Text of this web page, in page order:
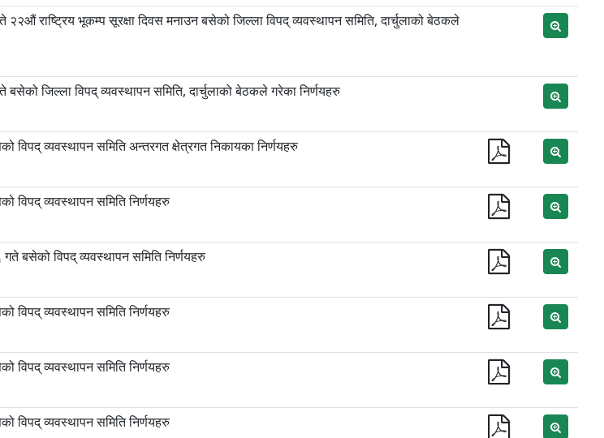
राष्ट्रिय भूकम्प सूरक्षा दिवस मनाउन बसेको जिल्ला विपद् व्यवस्थापन समिति, दार्चुलाको बेठकले
जिल्ला विपद् व्यवस्थापन समिति, दार्चुलाको बेठकले गरेका निर्णयहरु
व्यवस्थापन समिति अन्तरगत क्षेत्रगत निकायका निर्णयहरु
व्यवस्थापन समिति निर्णयहरु
बसेको विपद् व्यवस्थापन समिति निर्णयहरु
व्यवस्थापन समिति निर्णयहरु
व्यवस्थापन समिति निर्णयहरु
व्यवस्थापन समिति निर्णयहरु